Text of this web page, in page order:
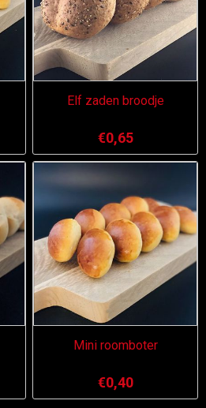
Elf zaden broodje
€0,65
Mini roomboter
€0,40